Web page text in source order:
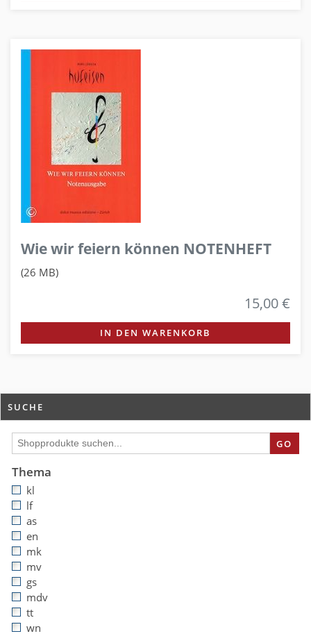
Wie wir feiern können NOTENHEFT
(26 MB)
15,00 €
IN DEN WARENKORB
SUCHE
GO
Thema
kl
lf
as
en
mk
mv
gs
mdv
tt
wn